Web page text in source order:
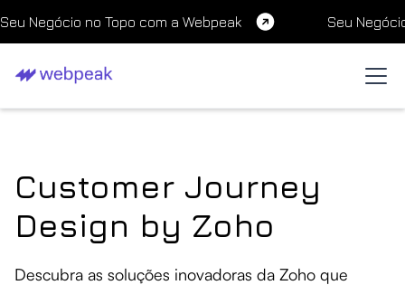
Seu Negócio no Topo com a Webpeak Seu
Customer Journey
Design by Zoho
Descubra as soluções inovadoras da Zoho que